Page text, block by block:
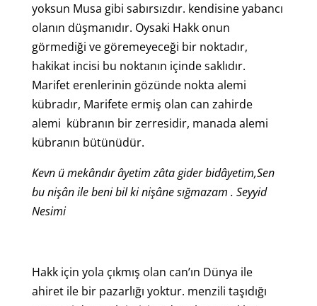
yoksun Musa gibi sabırsızdır. kendisine yabancı
olanın düşmanıdır. Oysaki Hakk onun
görmediği ve göremeyeceği bir noktadır,
hakikat incisi bu noktanın içinde saklıdır.
Marifet erenlerinin gözünde nokta alemi
kübradır, Marifete ermiş olan can zahirde
alemi kübranın bir zerresidir, manada alemi
kübranın bütünüdür.
Kevn ü mekândır âyetim zâta gider bidâyetim,Sen
bu nişân ile beni bil ki nişâne sığmazam . Seyyid
Nesimi
Hakk için yola çıkmış olan can’ın Dünya ile
ahiret ile bir pazarlığı yoktur. menzili taşıdığı